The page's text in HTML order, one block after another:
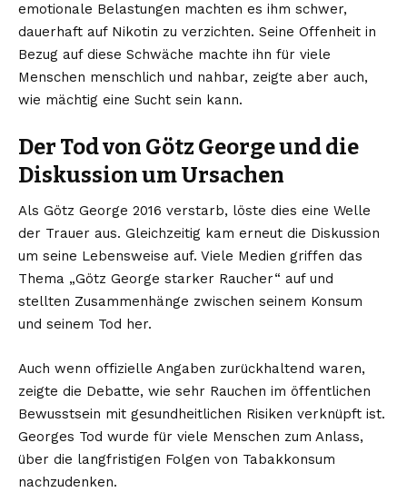
emotionale Belastungen machten es ihm schwer,
dauerhaft auf Nikotin zu verzichten. Seine Offenheit in
Bezug auf diese Schwäche machte ihn für viele
Menschen menschlich und nahbar, zeigte aber auch,
wie mächtig eine Sucht sein kann.
Der Tod von Götz George und die
Diskussion um Ursachen
Als Götz George 2016 verstarb, löste dies eine Welle
der Trauer aus. Gleichzeitig kam erneut die Diskussion
um seine Lebensweise auf. Viele Medien griffen das
Thema „Götz George starker Raucher“ auf und
stellten Zusammenhänge zwischen seinem Konsum
und seinem Tod her.
Auch wenn offizielle Angaben zurückhaltend waren,
zeigte die Debatte, wie sehr Rauchen im öffentlichen
Bewusstsein mit gesundheitlichen Risiken verknüpft ist.
Georges Tod wurde für viele Menschen zum Anlass,
über die langfristigen Folgen von Tabakkonsum
nachzudenken.